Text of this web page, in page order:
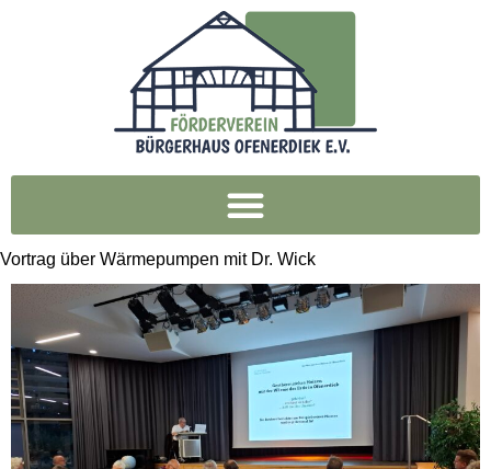
Vortrag über Wärmepumpen mit Dr. Wick